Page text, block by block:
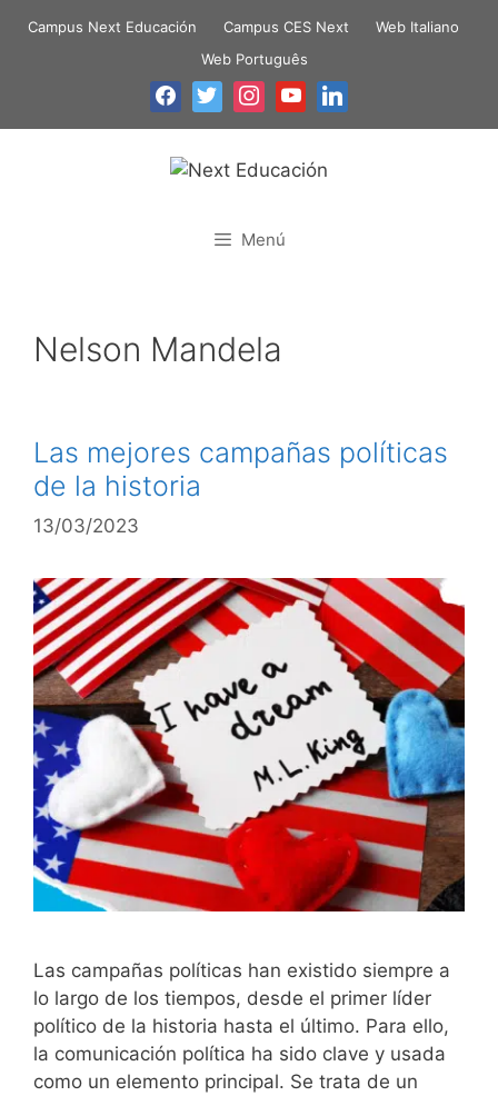
Campus Next Educación Campus CES Next
Web Italiano
Web Português
Menú
Nelson Mandela
Las mejores campañas políticas
de la historia
13/03/2023
Las campañas políticas han existido siempre a
lo largo de los tiempos, desde el primer líder
político de la historia hasta el último. Para ello,
la comunicación política ha sido clave y usada
como un elemento principal. Se trata de un